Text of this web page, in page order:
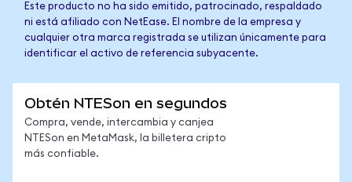
Este producto no ha sido emitido, patrocinado, respaldado
ni está afiliado con NetEase. El nombre de la empresa y
cualquier otra marca registrada se utilizan únicamente para
identificar el activo de referencia subyacente.
Obtén NTESon en segundos
Compra, vende, intercambia y canjea
NTESon en MetaMask, la billetera cripto
más confiable.